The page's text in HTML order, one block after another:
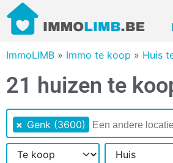
ImmoLIMB » Immo te koop » Huis
21 huizen te
× Genk (3600)